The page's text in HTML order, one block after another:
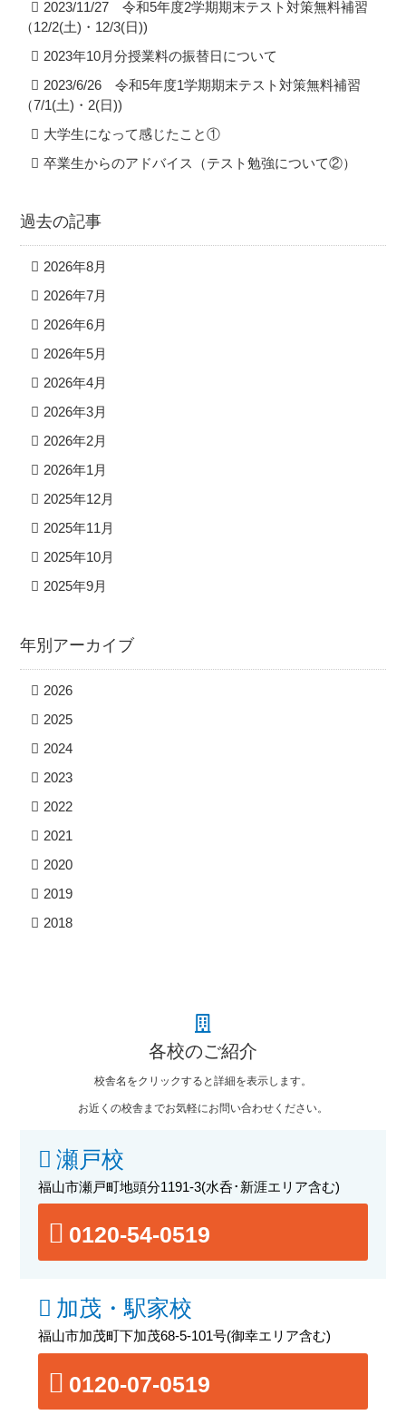
2023/11/27 令和5年度2学期期末テスト対策無料補習
（12/2(土)・12/3(日))
2023年10月分授業料の振替日について
2023/6/26 令和5年度1学期期末テスト対策無料補習
（7/1(土)・2(日))
大学生になって感じたこと①
卒業生からのアドバイス（テスト勉強について②）
過去の記事
2026年8月
2026年7月
2026年6月
2026年5月
2026年4月
2026年3月
2026年2月
2026年1月
2025年12月
2025年11月
2025年10月
2025年9月
年別アーカイブ
2026
2025
2024
2023
2022
2021
2020
2019
2018
各校のご紹介
校舎名をクリックすると詳細を表示します。
お近くの校舎までお気軽にお問い合わせください。
瀬戸校
福山市瀬戸町地頭分1191-3(水呑･新涯エリア含む)
0120-54-0519
加茂・駅家校
福山市加茂町下加茂68-5-101号(御幸エリア含む)
0120-07-0519